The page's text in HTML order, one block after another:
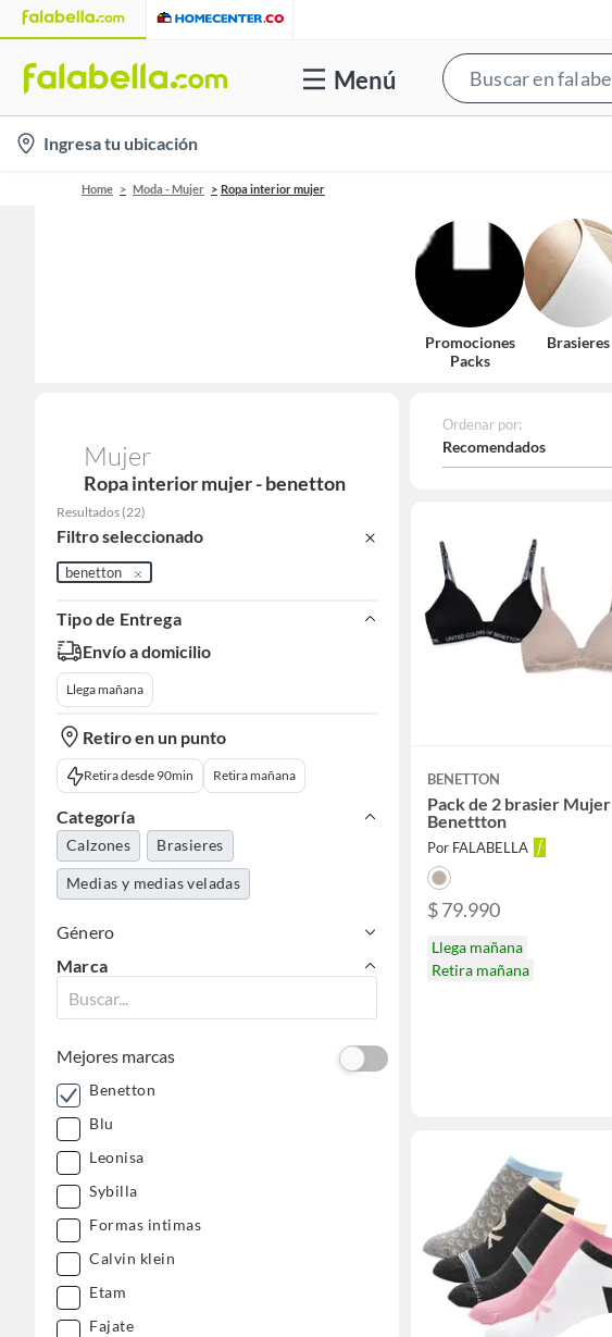
Menú
location-
icon
Ingresa tu ubicación
Home Moda - Mujer Ropa interior mujer
Promociones
Packs
Brasieres
Mujer
Ropa interior mujer - benetton
Resultados (22)
Filtro seleccionado
benetton
Tipo de Entrega
Envío a domicilio
Llega mañana
Retiro en un punto
Retira desde 90min Retira mañana
Categoría
Calzones Brasieres
Medias y medias veladas
Género
Marca
Mejores marcas
Benetton
Blu
Leonisa
Sybilla
Formas intimas
Calvin klein
Etam
Fajate
Ordenar por:
Recomendados
BENETTON
Pack de 2 brasier Mujer
Benettton
Por FALABELLA
$ 79.990
Llega mañana
Retira mañana